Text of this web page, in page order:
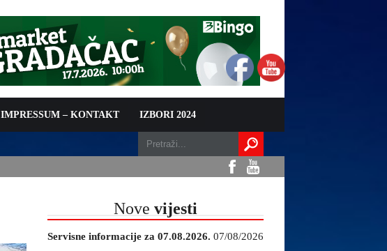
IMPRESSUM – KONTAKT IZBORI 2024
Nove vijesti
Servisne informacije za 07.08.2026. 07/08/2026